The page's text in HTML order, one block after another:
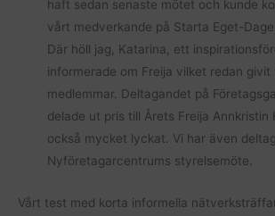
haft sedan senaste mötet och kunde
vårt medverkande på Starta Eget-
Där höll jag, Katarina, ett
informerade om Freija vilket redan givit
medlemmar. Deltagandet på
delade ut pris till Årets Freija Annkristin
också mycket lyckat. Vi har även
Nyföretagarcentrums styrelsemöte.
Vårt test med korta informella